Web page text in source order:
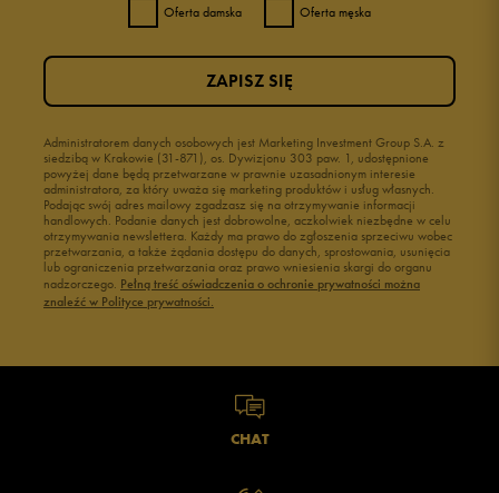
Oferta damska Oferta męska
Administratorem danych osobowych jest Marketing Investment Group S.A. z
siedzibą w Krakowie (31-871), os. Dywizjonu 303 paw. 1, udostępnione
powyżej dane będą przetwarzane w prawnie uzasadnionym interesie
administratora, za który uważa się marketing produktów i usług własnych.
Podając swój adres mailowy zgadzasz się na otrzymywanie informacji
handlowych. Podanie danych jest dobrowolne, aczkolwiek niezbędne w celu
otrzymywania newslettera. Każdy ma prawo do zgłoszenia sprzeciwu wobec
przetwarzania, a także żądania dostępu do danych, sprostowania, usunięcia
lub ograniczenia przetwarzania oraz prawo wniesienia skargi do organu
nadzorczego. Pełną treść oświadczenia o ochronie prywatności można
znaleźć w Polityce prywatności.
ZAPISZ SIĘ
CHAT